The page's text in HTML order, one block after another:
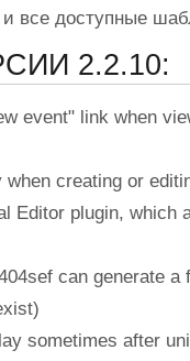
все доступные
2.2.10:
event" link when
creating or
Editor plugin, which
can generate a
sometimes after